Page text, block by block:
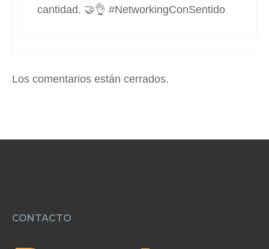
cantidad. 🤝👌 #NetworkingConSentido
Los comentarios están cerrados.
CONTACTO